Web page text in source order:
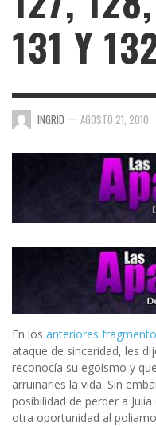
131 Y
INGRID — AGOSTO 21, 2010
En los anteriores
ataque de sinceridad, les
reconocía su egoísmo y
arruinarles la vida. Sin
posibilidad de perder a
otra oportunidad al